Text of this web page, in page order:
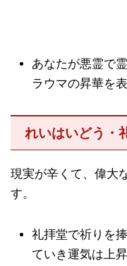
あなたが悪霊で
ラウマの昇華を
れいはいどう・
現実が辛くて、偉大
す。
礼拝堂で祈りを
ていき運気は上